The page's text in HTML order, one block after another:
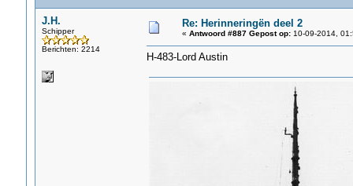
J.H.
Schipper
Berichten: 2214
Re: Herinneringën deel 2
« Antwoord #887 Gepost op:10-09-2014,
H-483-Lord Austin